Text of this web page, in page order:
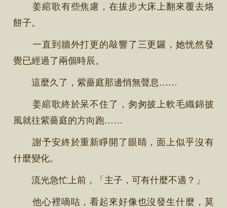
姜綰歌有些焦慮，在拔步大床上翻來覆去烙
餅子。
一直到牆外打更的敲響了三更鑼，她恍然發
覺已經過了兩個時辰。
這麼久了，紫薔庭那邊悄無聲息……
姜綰歌終於呆不住了，匆匆披上軟毛織錦披
風就往紫薔庭的方向跑……
謝予安終於重新睜開了眼睛，面上似乎沒有
什麼變化。
流光急忙上前，「主子，可有什麼不適？」
他心裡嘀咕，看起來好像也沒發生什麼，莫